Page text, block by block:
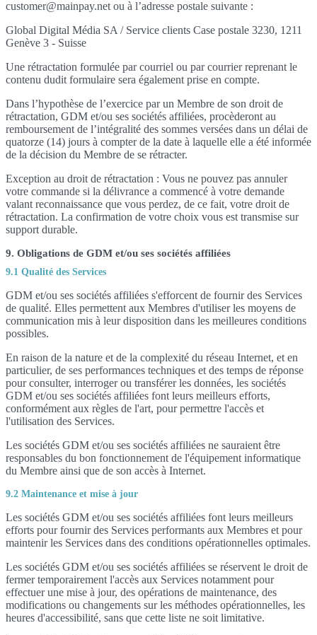
customer@mainpay.net ou à l’adresse postale suivante :
Global Digital Média SA / Service clients Case postale 3230, 1211
Genève 3 - Suisse
Une rétractation formulée par courriel ou par courrier reprenant le
contenu dudit formulaire sera également prise en compte.
Dans l’hypothèse de l’exercice par un Membre de son droit de
rétractation, GDM et/ou ses sociétés affiliées, procèderont au
remboursement de l’intégralité des sommes versées dans un délai de
quatorze (14) jours à compter de la date à laquelle elle a été informée
de la décision du Membre de se rétracter.
Exception au droit de rétractation : Vous ne pouvez pas annuler
votre commande si la délivrance a commencé à votre demande
valant reconnaissance que vous perdez, de ce fait, votre droit de
rétractation. La confirmation de votre choix vous est transmise sur
support durable.
9. Obligations de GDM et/ou ses sociétés affiliées
9.1 Qualité des Services
GDM et/ou ses sociétés affiliées s'efforcent de fournir des Services
de qualité. Elles permettent aux Membres d'utiliser les moyens de
communication mis à leur disposition dans les meilleures conditions
possibles.
En raison de la nature et de la complexité du réseau Internet, et en
particulier, de ses performances techniques et des temps de réponse
pour consulter, interroger ou transférer les données, les sociétés
GDM et/ou ses sociétés affiliées font leurs meilleurs efforts,
conformément aux règles de l'art, pour permettre l'accès et
l'utilisation des Services.
Les sociétés GDM et/ou ses sociétés affiliées ne sauraient être
responsables du bon fonctionnement de l'équipement informatique
du Membre ainsi que de son accès à Internet.
9.2 Maintenance et mise à jour
Les sociétés GDM et/ou ses sociétés affiliées font leurs meilleurs
efforts pour fournir des Services performants aux Membres et pour
maintenir les Services dans des conditions opérationnelles optimales.
Les sociétés GDM et/ou ses sociétés affiliées se réservent le droit de
fermer temporairement l'accès aux Services notamment pour
effectuer une mise à jour, des opérations de maintenance, des
modifications ou changements sur les méthodes opérationnelles, les
heures d'accessibilité, sans que cette liste ne soit limitative.